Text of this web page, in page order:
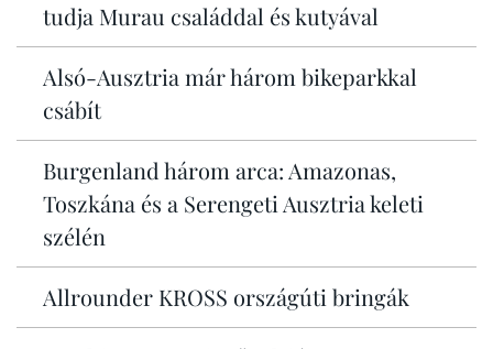
tudja Murau családdal és kutyával
Alsó-Ausztria már három bikeparkkal
csábít
Burgenland három arca: Amazonas,
Toszkána és a Serengeti Ausztria keleti
szélén
Allrounder KROSS országúti bringák